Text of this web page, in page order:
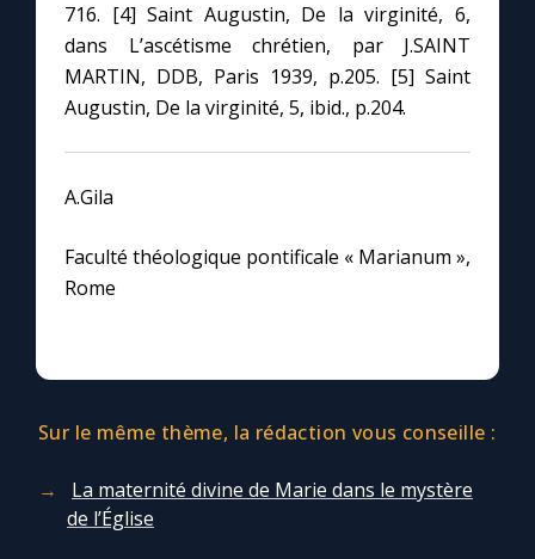
716. [4] Saint Augustin, De la virginité, 6,
dans L’ascétisme chrétien, par J.SAINT
MARTIN, DDB, Paris 1939, p.205. [5] Saint
Augustin, De la virginité, 5, ibid., p.204.
A.Gila
Faculté théologique pontificale « Marianum »,
Rome
Sur le même thème, la rédaction vous conseille :
La maternité divine de Marie dans le mystère
de l’Église